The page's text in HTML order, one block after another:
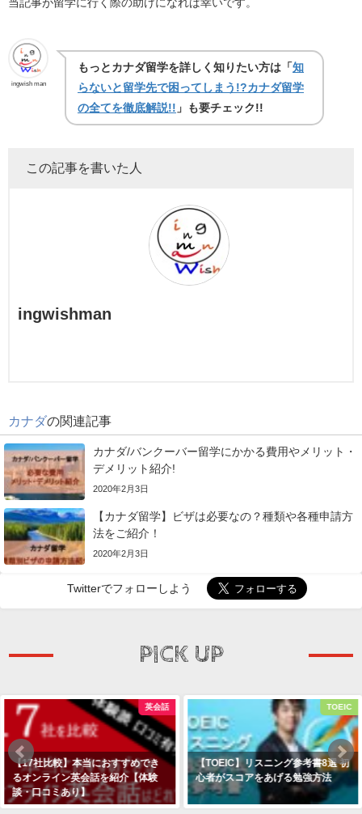
当記事が留学に行く際の助けになれば幸いです。
ingwish man
もっとカナダ留学を詳しく知りたい方は「 知
らないと留学先で困ってしまう!?カナダ留学
の全てを徹底解説!! 」も要チェック!!
この記事を書いた人
ingwishman
カナダの関連記事
カナダ/バンクーバー留学にかかる費用やメリット・
デメリット紹介!
2020年2月3日
【カナダ留学】ビザは必要なの？種類や各種申請方
法をご紹介！
2020年2月3日
Twitterでフォローしよう
PICK UP
英会話
【17社比較】本当におすすめでき
るオンライン英会話を紹介【体験
談・口コミあり】
TOEIC
【TOEIC】リスニング参考書8選 初
心者がスコアをあげる勉強方法